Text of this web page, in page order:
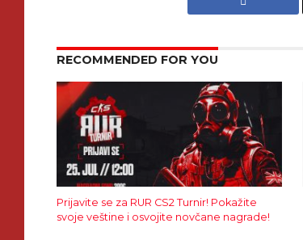
RECOMMENDED FOR YOU
Prijavite se za RUR CS2 Turnir! Pokažite
svoje veštine i osvojite novčane nagrade!